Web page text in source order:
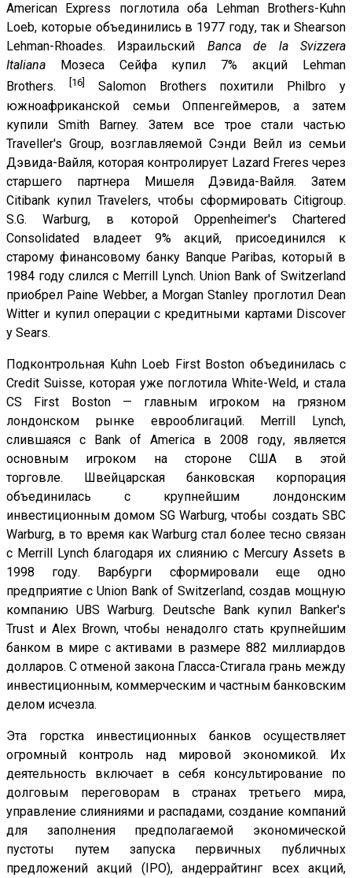
American Express поглотила оба Lehman Brothers-Kuhn
Loeb, которые объединились в 1977 году, так и Shearson
Lehman-Rhoades. Израильский Banca de la Svizzera
Italiana Мозеса Сейфа купил 7% акций Lehman
Brothers.
[16]
Salomon Brothers похитили Philbro у
южноафриканской семьи Оппенгеймеров, а затем
купили Smith Barney. Затем все трое стали частью
Traveller's Group, возглавляемой Сэнди Вейл из семьи
Дэвида-Вайля, которая контролирует Lazard Freres через
старшего партнера Мишеля Дэвида-Вайля. Затем
Citibank купил Travelers, чтобы сформировать Citigroup.
S.G. Warburg, в которой Oppenheimer's Chartered
Consolidated владеет 9% акций, присоединился к
старому финансовому банку Banque Paribas, который в
1984 году слился с Merrill Lynch. Union Bank of Switzerland
приобрел Paine Webber, а Morgan Stanley проглотил Dean
Witter и купил операции с кредитными картами Discover
у Sears.
Подконтрольная Kuhn Loeb First Boston объединилась с
Credit Suisse, которая уже поглотила White-Weld, и стала
CS First Boston — главным игроком на грязном
лондонском рынке еврооблигаций. Merrill Lynch,
слившаяся с Bank of America в 2008 году, является
основным игроком на стороне США в этой
торговле. Швейцарская банковская корпорация
объединилась с крупнейшим лондонским
инвестиционным домом SG Warburg, чтобы создать SBC
Warburg, в то время как Warburg стал более тесно связан
с Merrill Lynch благодаря их слиянию с Mercury Assets в
1998 году. Варбурги сформировали еще одно
предприятие с Union Bank of Switzerland, создав мощную
компанию UBS Warburg. Deutsche Bank купил Banker's
Trust и Alex Brown, чтобы ненадолго стать крупнейшим
банком в мире с активами в размере 882 миллиардов
долларов. С отменой закона Гласса-Стигала грань между
инвестиционным, коммерческим и частным банковским
делом исчезла.
Эта горстка инвестиционных банков осуществляет
огромный контроль над мировой экономикой. Их
деятельность включает в себя консультирование по
долговым переговорам в странах третьего мира,
управление слияниями и распадами, создание компаний
для заполнения предполагаемой экономической
пустоты путем запуска первичных публичных
предложений акций (IPO), андеррайтинг всех акций,